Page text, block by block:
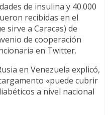
de insulina y 40.000
recibidas en el
sirve a Caracas) de
de cooperación
en Twitter.
en Venezuela explicó,
«puede cubrir
a nivel nacional